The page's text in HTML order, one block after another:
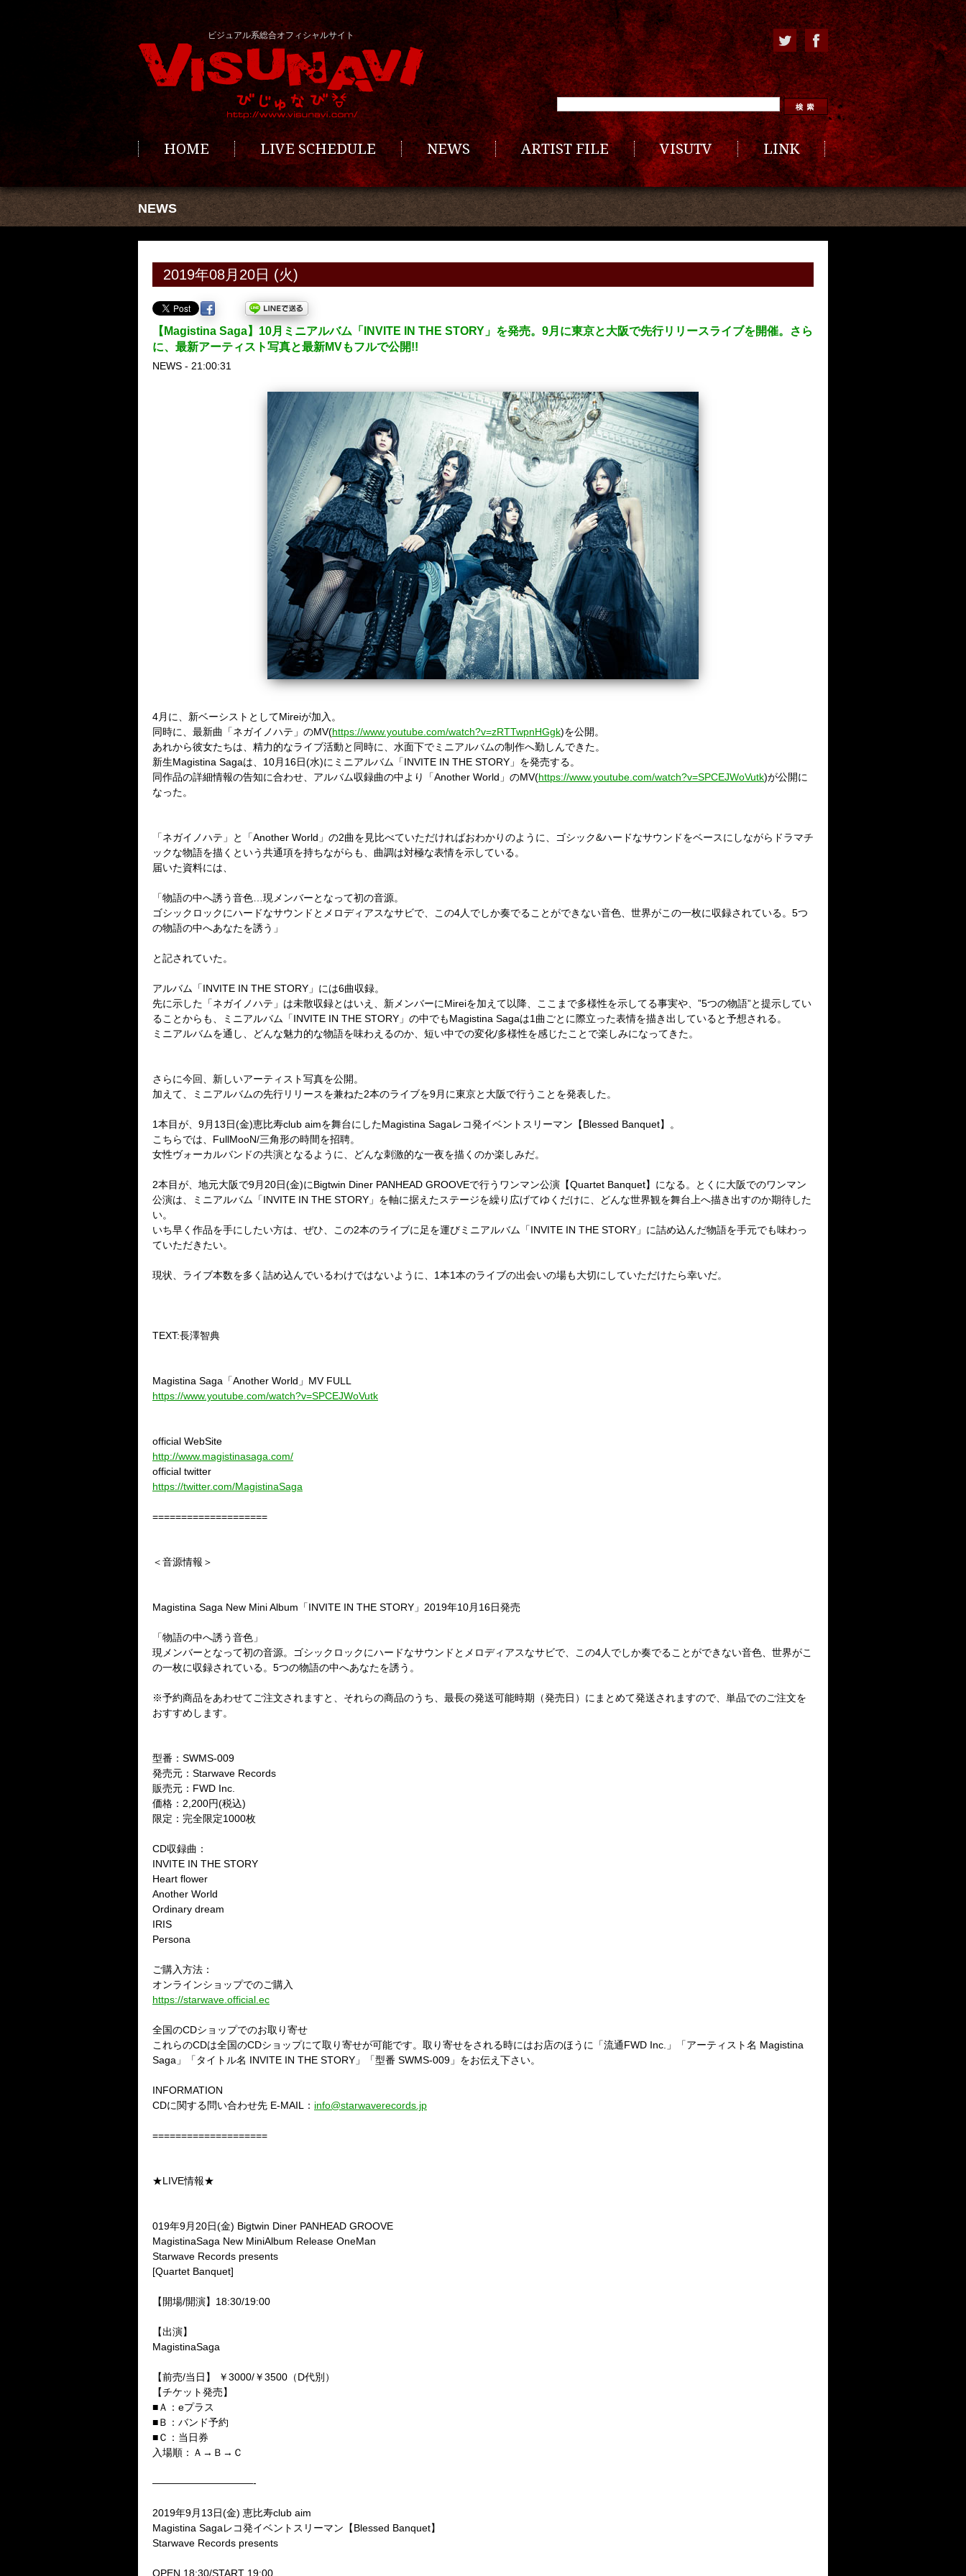
ビジュアル系総合オフィシャルサイト
HOME LIVE SCHEDULE NEWS ARTIST FILE VISUTV LINK
NEWS
2019年08月20日 (火)
【Magistina Saga】10月ミニアルバム「INVITE IN THE STORY」を発売。9月に東京と大阪で先行リリースライブを開催。さら
に、最新アーティスト写真と最新MVもフルで公開!!
NEWS - 21:00:31
4月に、新ベーシストとしてMireiが加入。
同時に、最新曲「ネガイノハテ」のMV(https://www.youtube.com/watch?v=zRTTwpnHGgk)を公開。
あれから彼女たちは、精力的なライブ活動と同時に、水面下でミニアルバムの制作へ勤しんできた。
新生Magistina Sagaは、10月16日(水)にミニアルバム「INVITE IN THE STORY」を発売する。
同作品の詳細情報の告知に合わせ、アルバム収録曲の中より「Another World」のMV(https://www.youtube.com/watch?v=SPCEJWoVutk)が公開に
なった。
「ネガイノハテ」と「Another World」の2曲を見比べていただければおわかりのように、ゴシック&ハードなサウンドをベースにしながらドラマチ
ックな物語を描くという共通項を持ちながらも、曲調は対極な表情を示している。
届いた資料には、
「物語の中へ誘う音色…現メンバーとなって初の音源。
ゴシックロックにハードなサウンドとメロディアスなサビで、この4人でしか奏でることができない音色、世界がこの一枚に収録されている。5つ
の物語の中へあなたを誘う」
と記されていた。
アルバム「INVITE IN THE STORY」には6曲収録。
先に示した「ネガイノハテ」は未散収録とはいえ、新メンバーにMireiを加えて以降、ここまで多様性を示してる事実や、”5つの物語”と提示してい
ることからも、ミニアルバム「INVITE IN THE STORY」の中でもMagistina Sagaは1曲ごとに際立った表情を描き出していると予想される。
ミニアルバムを通し、どんな魅力的な物語を味わえるのか、短い中での変化/多様性を感じたことで楽しみになってきた。
さらに今回、新しいアーティスト写真を公開。
加えて、ミニアルバムの先行リリースを兼ねた2本のライブを9月に東京と大阪で行うことを発表した。
1本目が、9月13日(金)恵比寿club aimを舞台にしたMagistina Sagaレコ発イベントスリーマン【Blessed Banquet】。
こちらでは、FullMooN/三角形の時間を招聘。
女性ヴォーカルバンドの共演となるように、どんな刺激的な一夜を描くのか楽しみだ。
2本目が、地元大阪で9月20日(金)にBigtwin Diner PANHEAD GROOVEで行うワンマン公演【Quartet Banquet】になる。とくに大阪でのワンマン
公演は、ミニアルバム「INVITE IN THE STORY」を軸に据えたステージを繰り広げてゆくだけに、どんな世界観を舞台上へ描き出すのか期待した
い。
いち早く作品を手にしたい方は、ぜひ、この2本のライブに足を運びミニアルバム「INVITE IN THE STORY」に詰め込んだ物語を手元でも味わっ
ていただきたい。
現状、ライブ本数を多く詰め込んでいるわけではないように、1本1本のライブの出会いの場も大切にしていただけたら幸いだ。
TEXT:長澤智典
Magistina Saga「Another World」MV FULL
https://www.youtube.com/watch?v=SPCEJWoVutk
official WebSite
http://www.magistinasaga.com/
official twitter
https://twitter.com/MagistinaSaga
====================
＜音源情報＞
Magistina Saga New Mini Album「INVITE IN THE STORY」2019年10月16日発売
「物語の中へ誘う音色」
現メンバーとなって初の音源。ゴシックロックにハードなサウンドとメロディアスなサビで、この4人でしか奏でることができない音色、世界がこ
の一枚に収録されている。5つの物語の中へあなたを誘う。
※予約商品をあわせてご注文されますと、それらの商品のうち、最長の発送可能時期（発売日）にまとめて発送されますので、単品でのご注文を
おすすめします。
型番：SWMS-009
発売元：Starwave Records
販売元：FWD Inc.
価格：2,200円(税込)
限定：完全限定1000枚
CD収録曲：
INVITE IN THE STORY
Heart flower
Another World
Ordinary dream
IRIS
Persona
ご購入方法：
オンラインショップでのご購入
https://starwave.official.ec
全国のCDショップでのお取り寄せ
これらのCDは全国のCDショップにて取り寄せが可能です。取り寄せをされる時にはお店のほうに「流通FWD Inc.」「アーティスト名 Magistina
Saga」「タイトル名 INVITE IN THE STORY」「型番 SWMS-009」をお伝え下さい。
INFORMATION
CDに関する問い合わせ先 E-MAIL： info@starwaverecords.jp
====================
★LIVE情報★
019年9月20日(金) Bigtwin Diner PANHEAD GROOVE
MagistinaSaga New MiniAlbum Release OneMan
Starwave Records presents
[Quartet Banquet]
【開場/開演】18:30/19:00
【出演】
MagistinaSaga
【前売/当日】 ￥3000/￥3500（D代別）
【チケット発売】
■Ａ：eプラス
■Ｂ：バンド予約
■Ｃ：当日券
入場順：Ａ→Ｂ→Ｃ
——————————-
2019年9月13日(金) 恵比寿club aim
Magistina Sagaレコ発イベントスリーマン【Blessed Banquet】
Starwave Records presents
OPEN 18:30/START 19:00